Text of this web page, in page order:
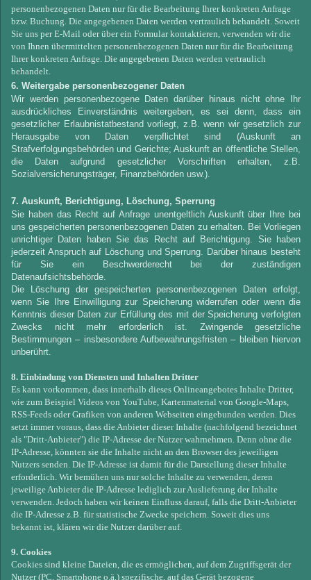
personenbezogenen Daten nur für die Bearbeitung Ihrer konkreten Anfrage
bzw. Buchung. Die angegebenen Daten werden vertraulich behandelt. Soweit
Sie uns per E-Mail oder über ein Formular kontaktieren, verwenden wir die
von Ihnen übermittelten personenbezogenen Daten nur für die Bearbeitung
Ihrer konkreten Anfrage. Die angegebenen Daten werden vertraulich
behandelt.
6. Weitergabe personenbezogener Daten
Wir werden personenbezogene Daten darüber hinaus nicht ohne Ihr
ausdrückliches Einverständnis weitergeben, es sei denn, dass ein
gesetzlicher Erlaubnistatbestand vorliegt, z.B. wenn wir gesetzlich zur
Herausgabe von Daten verpflichtet sind (Auskunft an
Strafverfolgungsbehörden und Gerichte; Auskunft an öffentliche Stellen,
die Daten aufgrund gesetzlicher Vorschriften erhalten, z.B.
Sozialversicherungsträger, Finanzbehörden usw.).
7. Auskunft, Berichtigung, Löschung, Sperrung
Sie haben das Recht auf Anfrage unentgeltlich Auskunft über Ihre bei
uns gespeicherten personenbezogenen Daten zu erhalten. Bei Vorliegen
unrichtiger Daten haben Sie das Recht auf Berichtigung. Sie haben
jederzeit Anspruch auf Löschung und Sperrung. Darüber hinaus besteht
für Sie ein Beschwerderecht bei der zuständigen
Datenaufsichtsbehörde.
Die Löschung der gespeicherten personenbezogenen Daten erfolgt,
wenn Sie Ihre Einwilligung zur Speicherung widerrufen oder wenn die
Kenntnis dieser Daten zur Erfüllung des mit der Speicherung verfolgten
Zwecks nicht mehr erforderlich ist. Zwingende gesetzliche
Bestimmungen – insbesondere Aufbewahrungsfristen – bleiben hiervon
unberührt.
8. Einbindung von Diensten und Inhalten Dritter
Es kann vorkommen, dass innerhalb dieses Onlineangebotes Inhalte Dritter,
wie zum Beispiel Videos von YouTube, Kartenmaterial von Google-Maps,
RSS-Feeds oder Grafiken von anderen Webseiten eingebunden werden. Dies
setzt immer voraus, dass die Anbieter dieser Inhalte (nachfolgend bezeichnet
als "Dritt-Anbieter") die IP-Adresse der Nutzer wahrnehmen. Denn ohne die
IP-Adresse, könnten sie die Inhalte nicht an den Browser des jeweiligen
Nutzers senden. Die IP-Adresse ist damit für die Darstellung dieser Inhalte
erforderlich. Wir bemühen uns nur solche Inhalte zu verwenden, deren
jeweilige Anbieter die IP-Adresse lediglich zur Auslieferung der Inhalte
verwenden. Jedoch haben wir keinen Einfluss darauf, falls die Dritt-Anbieter
die IP-Adresse z.B. für statistische Zwecke speichern. Soweit dies uns
bekannt ist, klären wir die Nutzer darüber auf.
9. Cookies
Cookies sind kleine Dateien, die es ermöglichen, auf dem Zugriffsgerät der
Nutzer (PC, Smartphone o.ä.) spezifische, auf das Gerät bezogene